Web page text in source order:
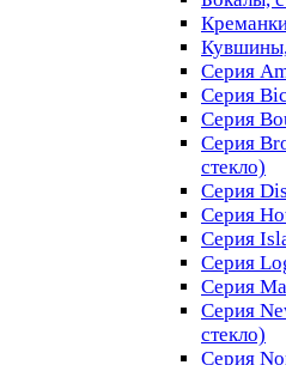
Серия
Серия
Серия
Серия
стекло)
Серия
Серия
Серия
Серия
Серия
Серия
стекло)
Серия